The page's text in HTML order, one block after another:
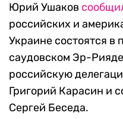
Юрий Ушаков
российских и
Украине состоятся в
саудовском Эр-
российскую
Григорий Карасин и
Сергей Беседа.